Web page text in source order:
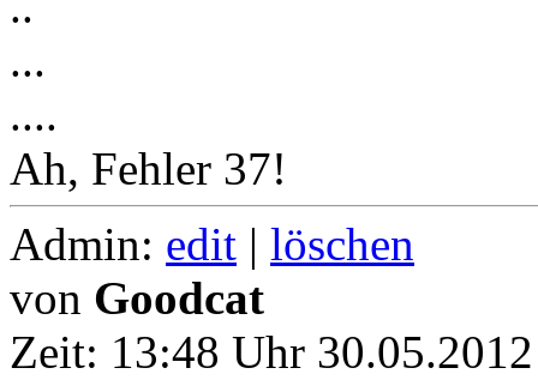
...
....
Ah, Fehler 37!
Admin: edit | löschen
von Goodcat
Zeit: 13:48 Uhr